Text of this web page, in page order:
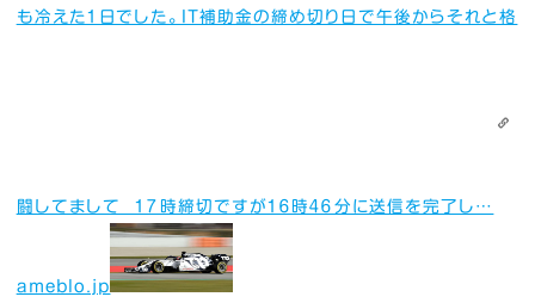
も冷えた１日でした。IT補助金の締め切り日で午後からそれと格
闘してまして １７時締切ですが１６時４６分に送信を完了し…
ameblo.jp